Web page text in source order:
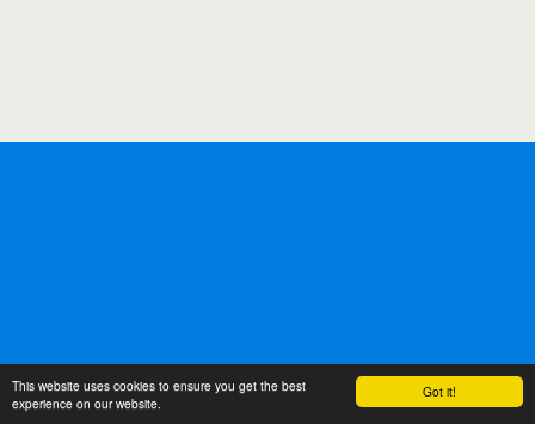
Got it!
This website uses cookies to ensure you get the best
experience on our website.